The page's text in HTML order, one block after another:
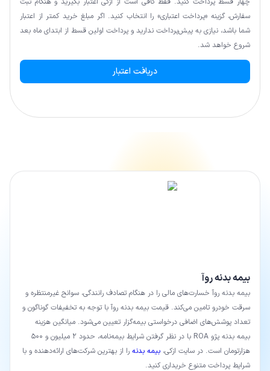
سفارش، گزینه «پرداخت اعتباری» را انتخاب کنید. اگر مبلغ خرید کمتر از اعتبار
شما باشد، نیازی به پیش‌پرداخت ندارید و پرداخت اولین قسط از ابتدای ماه بعد
شروع خواهد شد.
دریافت اعتبار
بیمه بدنه روآ
بیمه بدنه روآ خسارت‌های مالی را در هنگام تصادف رانندگی، سوانح غیرمنتظره و
سرقت خودرو تامین می‌کند. قیمت بیمه بدنه روآ با توجه به تخفیفات گوناگون و
تعداد پوشش‌های اضافی درخواستی بیمه‌گزار تعیین می‌شود. میانگین هزینه
بیمه بدنه پژو ROA با در نظر گرفتن شرایط بیمه‌نامه، حدود 2 میلیون و 500
هزارتومان است. در سایت ازکی، بیمه بدنه را از بهترین شرکت‌های ارائه‌دهنده و با
شرایط پرداخت متنوع خریداری کنید.